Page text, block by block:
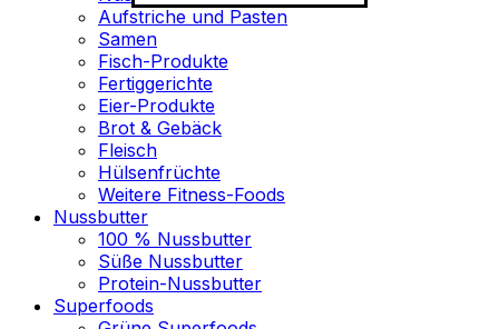
Aufstriche und Pasten
Samen
Fisch-Produkte
Fertiggerichte
Eier-Produkte
Brot & Gebäck
Fleisch
Hülsenfrüchte
Weitere Fitness-Foods
Nussbutter
100 % Nussbutter
Süße Nussbutter
Protein-Nussbutter
Superfoods